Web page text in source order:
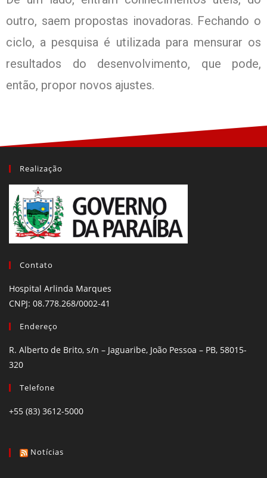
outro, saem propostas inovadoras. Fechando o
ciclo, a pesquisa é utilizada para mensurar os
resultados do desenvolvimento, que pode,
então, propor novos ajustes.
Realização
Contato
Hospital Arlinda Marques
CNPJ: 08.778.268/0002-41
Endereço
R. Alberto de Brito, s/n – Jaguaribe, João Pessoa – PB, 58015-
320
Telefone
+55 (83) 3612-5000
Notícias